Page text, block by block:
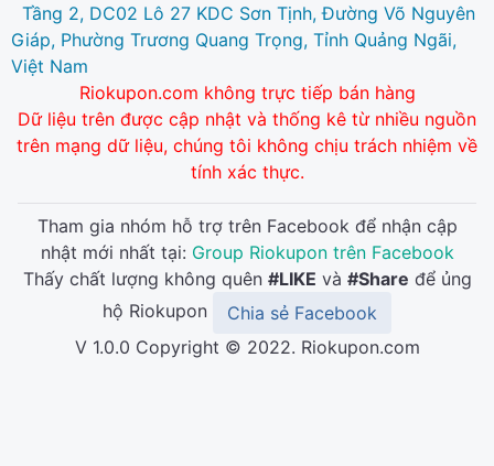
Tầng 2, DC02 Lô 27 KDC Sơn Tịnh, Đường Võ Nguyên
Giáp, Phường Trương Quang Trọng, Tỉnh Quảng Ngãi,
Việt Nam
Riokupon.com không trực tiếp bán hàng
Dữ liệu trên được cập nhật và thống kê từ nhiều nguồn
trên mạng dữ liệu, chúng tôi không chịu trách nhiệm về
tính xác thực.
Tham gia nhóm hỗ trợ trên Facebook để nhận cập
nhật mới nhất tại: Group Riokupon trên Facebook
Thấy chất lượng không quên #LIKE và #Share để ủng
hộ Riokupon
Chia sẻ Facebook
V 1.0.0 Copyright © 2022. Riokupon.com